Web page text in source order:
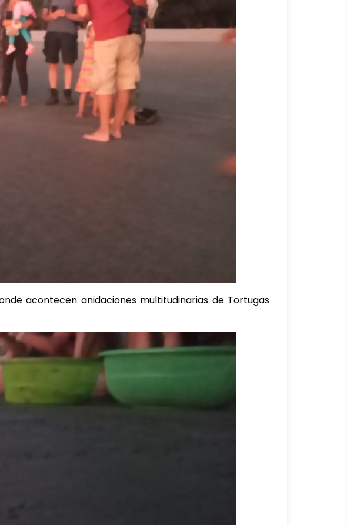
acontecen anidaciones multitudinarias de Tortugas